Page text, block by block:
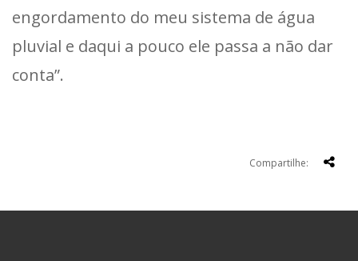
engordamento do meu sistema de água
pluvial e daqui a pouco ele passa a não dar
conta”.
Compartilhe: